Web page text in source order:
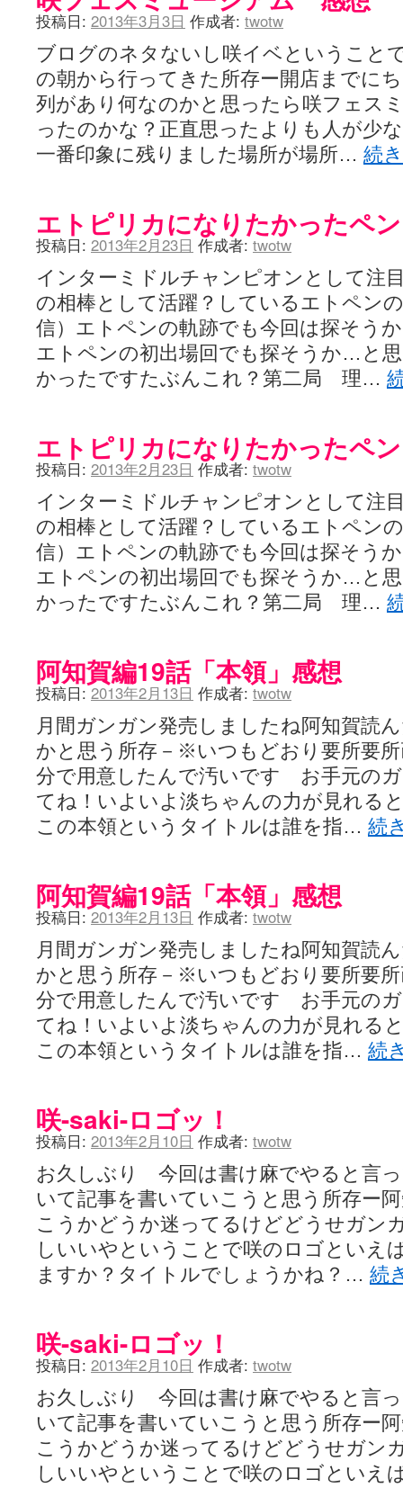
あこしず日和！ - 咲-Saki- / 咲-Saki-阿知賀編Blu-rayBOX 購入 (01:00)
ニワカ王者 / 【アニメ記事】咲-Saki- 立先生のコメントを取り上げる
のよーなのよー - 咲-Saki- / 咲十夜 第四夜 (11:00)
Yaranakya » 咲-Saki- / 国際最萌リーグは園城寺怜ちゃんに一票を入れ
おもちがなくてもだいじょうぶ / 咲と照の確執【プリン】
(16:10)
咲-Saki-の舞台が特定されたら、行くしかないでしょ / ブログを引っ越
りりーがーる（仮） / 虎姫 カラオケ編っぽい小ネタ
洋榎-youka- / お知らせ (11:19)
おっきするー咲ブログ / side-A VS side-B 野球対決 (10:30)
フリテンリーチで流して / 姫松高校についてのいくらかの考察
遊び半分 / もうすぐ８月も終わり (16:03)
咲-Saki-ほんだし / 咲-Saki- 第128局 「涼風」 感想 (11:54)
咲-Saki-麻雀録 / 台風に強そうな咲キャラ (05:45)
君の友達。 / マイ・フェア・レディ (12:49)
ぽっこぬ / 咲絵ログ2 (15:21)
妄言郷 / 咲-Saki- 第129局「契機」感想 (16:01)
咲-Saki-のてきとう考察 - 咲-Saki- / 記事紹介：書け麻に参加でさっ
嶺上かいほー - 咲-saki- / (7/1日分)dreamscapeが更新していました
アニメを見ながらダラダラと就活をする - 咲-saki- / はるたんイェイ
白い物置 / 咲-Saki- Best Album ～Anthology～を買いました (00:24)
らぎこのだらだら日記帳 - 咲 -saki- / 咲アンテナ杯お疲れ様でした(半
プンスコ！ 野依日和！ - 咲-Saki- / 小蒔「渚のあわあわダブリィレイ
Ethanの色々ゆるじゃん不敗神話 - 咲-Saki- / 哲学的に考えてみる園城
幸咲良し / コメ返しその他 (08:27)
咲の仮blog / 和ちゃん (12:02)
もれ日和 / 一ちゃんのフィギュアと聞いたので (08:30)
読んだらそのままトイレで流して / 【今週の末原ちゃん】咲-Saki-
世紀末麻雀ブログ-じゃんキチ！ / 【咲-saki-】穏乃の良さを俺が「あ
すばらな人生 / 全国編終了！ ところで、すばら先輩はどれくらい出
ハッちゃんの四喜和 - 咲-Saki- / 咲-Saki-全国編 第13話 最終回かぁ
音楽と、人生と、 咲-saki-と。 - 咲-Saki- / こっそり休止、こっそり
ぐりーん哩 - 咲-Saki- / ネリー「ネリーはお金が要るの」
(15:00)
Powered by livedoor 相互RSS
投稿日: 2013年3月3日 作成者: twotw
ブログのネタないし咲イベということ
の朝から行ってきた所存ー開店までに
列があり何なのかと思ったら咲フェス
ったのかな？正直思ったよりも人が少
一番印象に残りました場所が場所… 続
エトピリカになりたかったペ
投稿日: 2013年2月23日 作成者: twotw
インターミドルチャンピオンとして
の相棒として活躍？しているエトペン
信）エトペンの軌跡でも今回は探そう
エトペンの初出場回でも探そうか…と
かったですたぶんこれ？第二局 理…
エトピリカになりたかったペ
投稿日: 2013年2月23日 作成者: twotw
インターミドルチャンピオンとして
の相棒として活躍？しているエトペン
信）エトペンの軌跡でも今回は探そう
エトペンの初出場回でも探そうか…と
かったですたぶんこれ？第二局 理…
阿知賀編19話「本領」感想
投稿日: 2013年2月13日 作成者: twotw
月間ガンガン発売しましたね阿知賀読
かと思う所存－※いつもどおり要所要
分で用意したんで汚いです お手元の
てね！いよいよ淡ちゃんの力が見れる
この本領というタイトルは誰を指… 続
阿知賀編19話「本領」感想
投稿日: 2013年2月13日 作成者: twotw
月間ガンガン発売しましたね阿知賀読
かと思う所存－※いつもどおり要所要
分で用意したんで汚いです お手元の
てね！いよいよ淡ちゃんの力が見れる
この本領というタイトルは誰を指… 続
咲-saki-ロゴッ！
投稿日: 2013年2月10日 作成者: twotw
お久しぶり 今回は書け麻でやると
いて記事を書いていこうと思う所存ー
こうかどうか迷ってるけどどうせガン
しいいやということで咲のロゴといえ
ますか？タイトルでしょうかね？… 続
咲-saki-ロゴッ！
投稿日: 2013年2月10日 作成者: twotw
お久しぶり 今回は書け麻でやると
いて記事を書いていこうと思う所存ー
こうかどうか迷ってるけどどうせガン
しいいやということで咲のロゴといえ